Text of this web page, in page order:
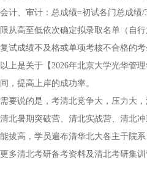
会计、审计：总成绩=初试各门总成绩
限从高至低依次确定拟录取名单（自行
复试成绩不及格或单项考核不合格的考
以上是关于【2026年北京大学光华管
间，提高上岸的成功率。
需要说的是，考清北竞争大，压力大
清北暑期突破营、清北实战营、清北
能拔高，学员遍布清华北大各主干院系
更多清北考研备考资料及清北考研集